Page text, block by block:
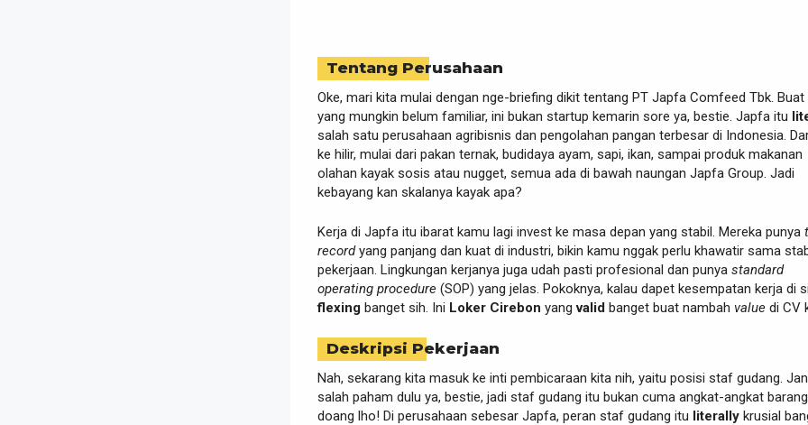
Tentang Perusahaan
Oke, mari kita mulai dengan nge-briefing dikit tentang PT Japfa Comfeed Tbk. Buat
yang mungkin belum familiar, ini bukan startup kemarin sore ya, bestie. Japfa itu
salah satu perusahaan agribisnis dan pengolahan pangan terbesar di Indonesia.
ke hilir, mulai dari pakan ternak, budidaya ayam, sapi, ikan, sampai produk makanan
olahan kayak sosis atau nugget, semua ada di bawah naungan Japfa Group. Jadi
kebayang kan skalanya kayak apa?
Kerja di Japfa itu ibarat kamu lagi invest ke masa depan yang stabil. Mereka punya
recordyang panjang dan kuat di industri, bikin kamu nggak perlu khawatir sama
pekerjaan. Lingkungan kerjanya juga udah pasti profesional dan punya standard
operating procedure (SOP) yang jelas. Pokoknya, kalau dapet kesempatan kerja di
flexing banget sih. Ini Loker Cirebon yangvalid banget buat nambah value di CV
Deskripsi Pekerjaan
Nah, sekarang kita masuk ke inti pembicaraan kita nih, yaitu posisi staf gudang.
salah paham dulu ya, bestie, jadi staf gudang itu bukan cuma angkat-angkat barang
doang lho! Di perusahaan sebesar Japfa, peran staf gudang itu literally krusial